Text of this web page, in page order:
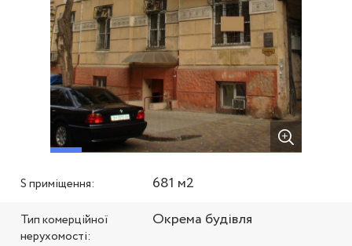
S приміщення: 681 м2
Тип комерційної
нерухомості:
Окрема будівля